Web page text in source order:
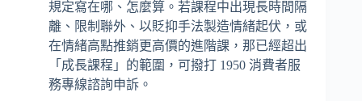
規定寫在哪、怎麼算。若課程中出現長時間隔
離、限制聯外、以貶抑手法製造情緒起伏，或
在情緒高點推銷更高價的進階課，那已經超出
「成長課程」的範圍，可撥打 1950 消費者服
務專線諮詢申訴。